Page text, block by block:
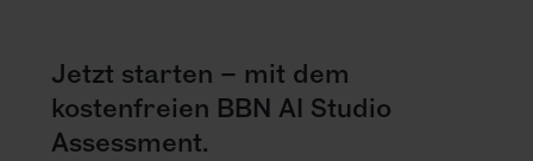
Jetzt starten – mit dem
kostenfreien BBN AI Studio
Assessment.